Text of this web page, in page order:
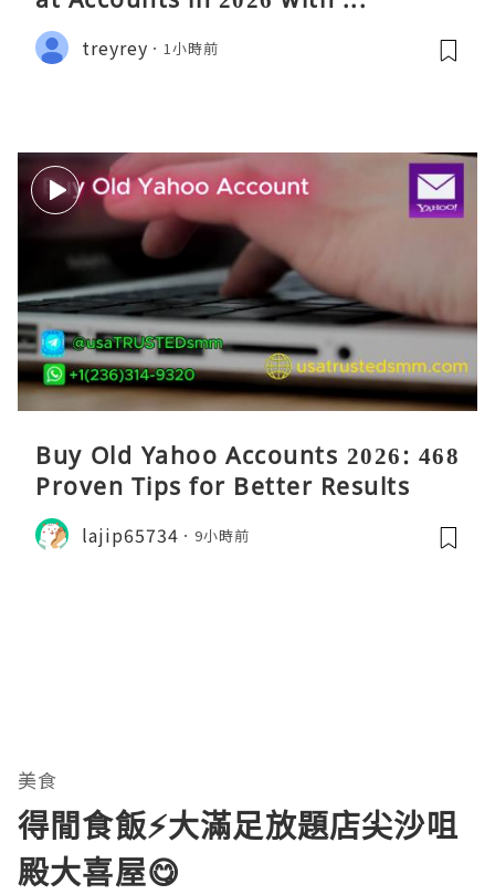
treyrey 1小時前
Buy Old Yahoo Accounts 2026: 468
Proven Tips for Better Results
lajip65734 9小時前
美食
得閒食飯⚡大滿足放題店尖沙咀
殿大喜屋😋